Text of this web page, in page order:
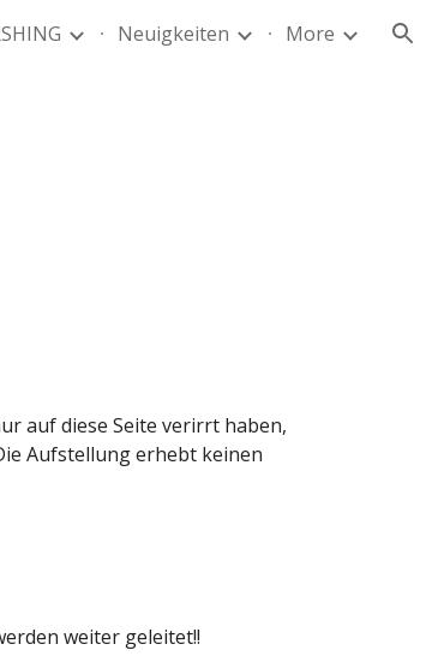
Neuigkeiten More
auf diese Seite verirrt haben,
Aufstellung erhebt keinen
weiter geleitet!!